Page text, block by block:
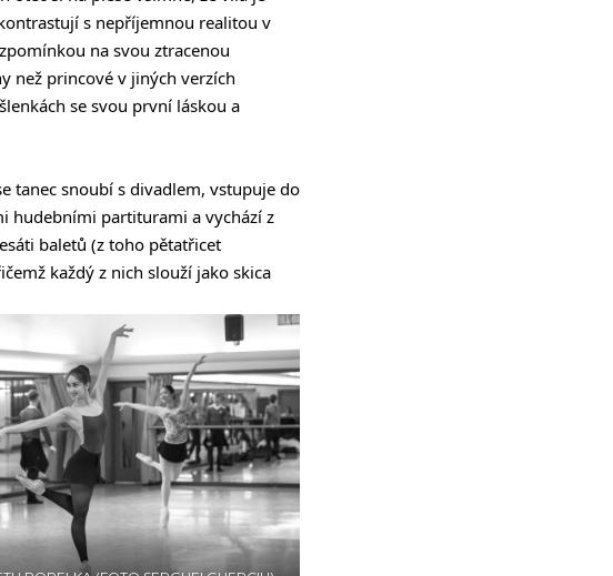
s nepříjemnou realitou v
na svou ztracenou
než princové v jiných verzích
se svou první láskou a
tanec snoubí s divadlem, vstupuje do
hudebními partiturami a vychází z
baletů (z toho pětatřicet
každý z nich slouží jako skica